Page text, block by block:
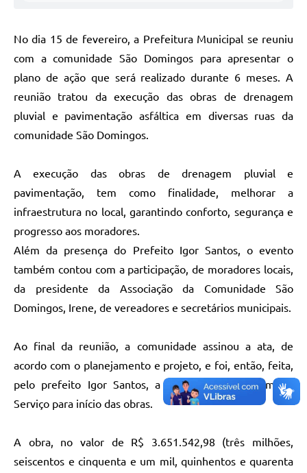
No dia 15 de fevereiro, a Prefeitura Municipal se reuniu
com a comunidade São Domingos para apresentar o
plano de ação que será realizado durante 6 meses. A
reunião tratou da execução das obras de drenagem
pluvial e pavimentação asfáltica em diversas ruas da
comunidade São Domingos.
A execução das obras de drenagem pluvial e
pavimentação, tem como finalidade, melhorar a
infraestrutura no local, garantindo conforto, segurança e
progresso aos moradores.
Além da presença do Prefeito Igor Santos, o evento
também contou com a participação, de moradores locais,
da presidente da Associação da Comunidade São
Domingos, Irene, de vereadores e secretários municipais.
Ao final da reunião, a comunidade assinou a ata, de
acordo com o planejamento e projeto, e foi, então, feita,
pelo prefeito Igor Santos, a assinatura da Ordem de
Serviço para início das obras.
A obra, no valor de R$ 3.651.542,98 (três milhões,
seiscentos e cinquenta e um mil, quinhentos e quarenta